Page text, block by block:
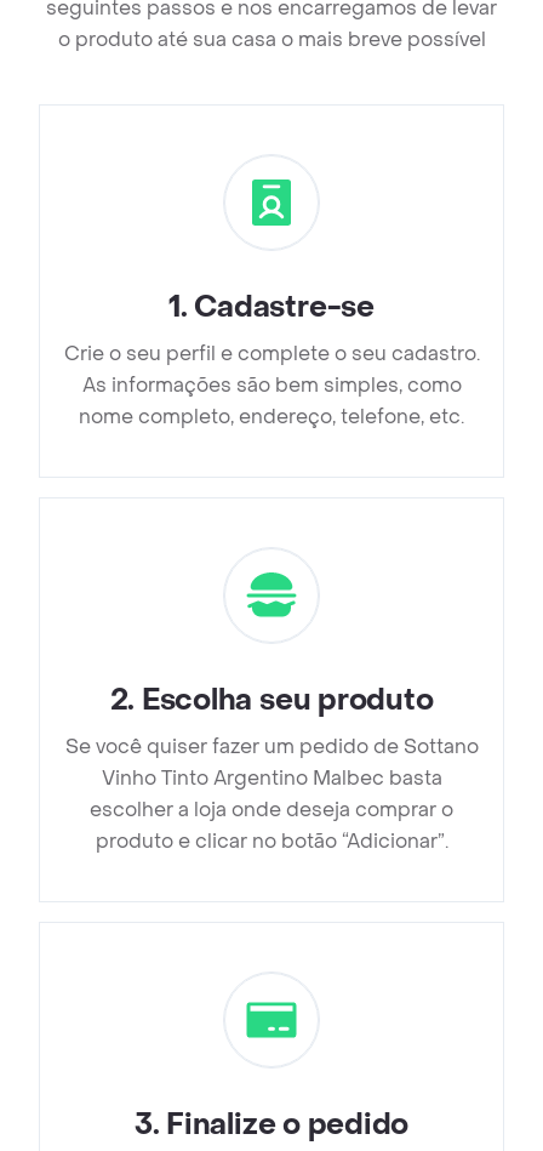
seguintes passos e nos encarregamos de levar
o produto até sua casa o mais breve possível
1. Cadastre-se
Crie o seu perfil e complete o seu cadastro.
As informações são bem simples, como
nome completo, endereço, telefone, etc.
2. Escolha seu produto
Se você quiser fazer um pedido de Sottano
Vinho Tinto Argentino Malbec basta
escolher a loja onde deseja comprar o
produto e clicar no botão “Adicionar”.
3. Finalize o pedido